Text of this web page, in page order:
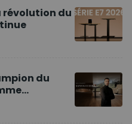
révolution du
du
en Europe